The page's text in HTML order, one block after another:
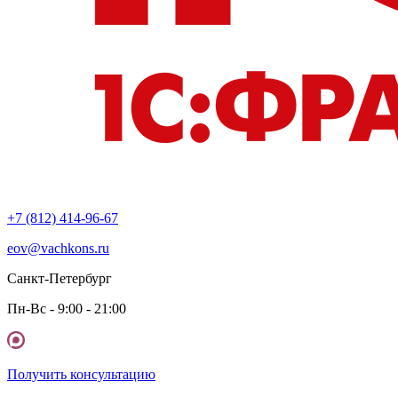
+7 (812) 414-96-67
eov@vachkons.ru
Санкт-Петербург
Пн-Вс - 9:00 - 21:00
Получить консультацию